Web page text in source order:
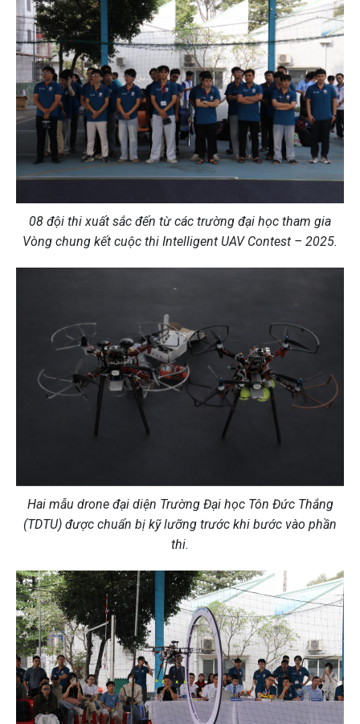
08 đội thi xuất sắc đến từ các trường đại học tham gia
Vòng chung kết cuộc thi Intelligent UAV Contest – 2025.
Hai mẫu drone đại diện Trường Đại học Tôn Đức Thắng
(TDTU) được chuẩn bị kỹ lưỡng trước khi bước vào phần
thi.